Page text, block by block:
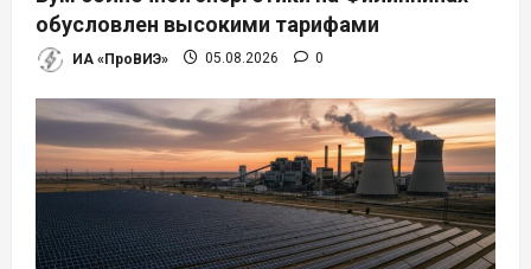
и
с
я
м
обусловлен высокими тарифами
ИА «ПроВИЭ» 05.08.2026 0